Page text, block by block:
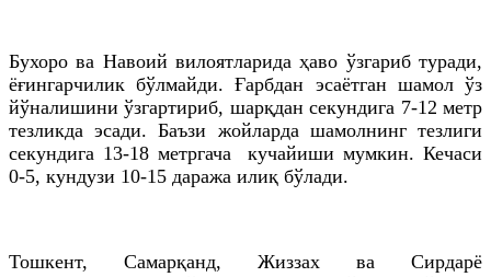
Бухоро ва Навоий вилоятларида ҳаво ўзгариб туради,
ёғингарчилик бўлмайди. Ғарбдан эсаётган шамол ўз
йўналишини ўзгартириб, шарқдан секундига 7-12 метр
тезликда эсади. Баъзи жойларда шамолнинг тезлиги
секундига 13-18 метргача кучайиши мумкин. Кечаси
0-5, кундузи 10-15 даража илиқ бўлади.
Тошкент, Самарқанд, Жиззах ва Сирдарё